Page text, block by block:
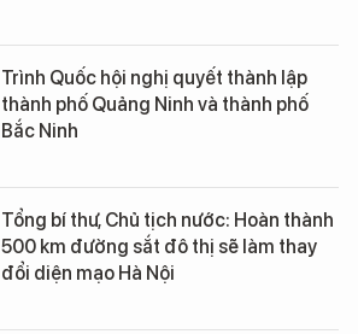
Trình Quốc hội nghị quyết thành lập
thành phố Quảng Ninh và thành phố
Bắc Ninh
Tổng bí thư, Chủ tịch nước: Hoàn thành
500 km đường sắt đô thị sẽ làm thay
đổi diện mạo Hà Nội